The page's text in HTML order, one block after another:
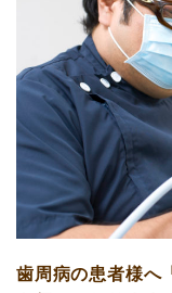
歯周病の患者様へ